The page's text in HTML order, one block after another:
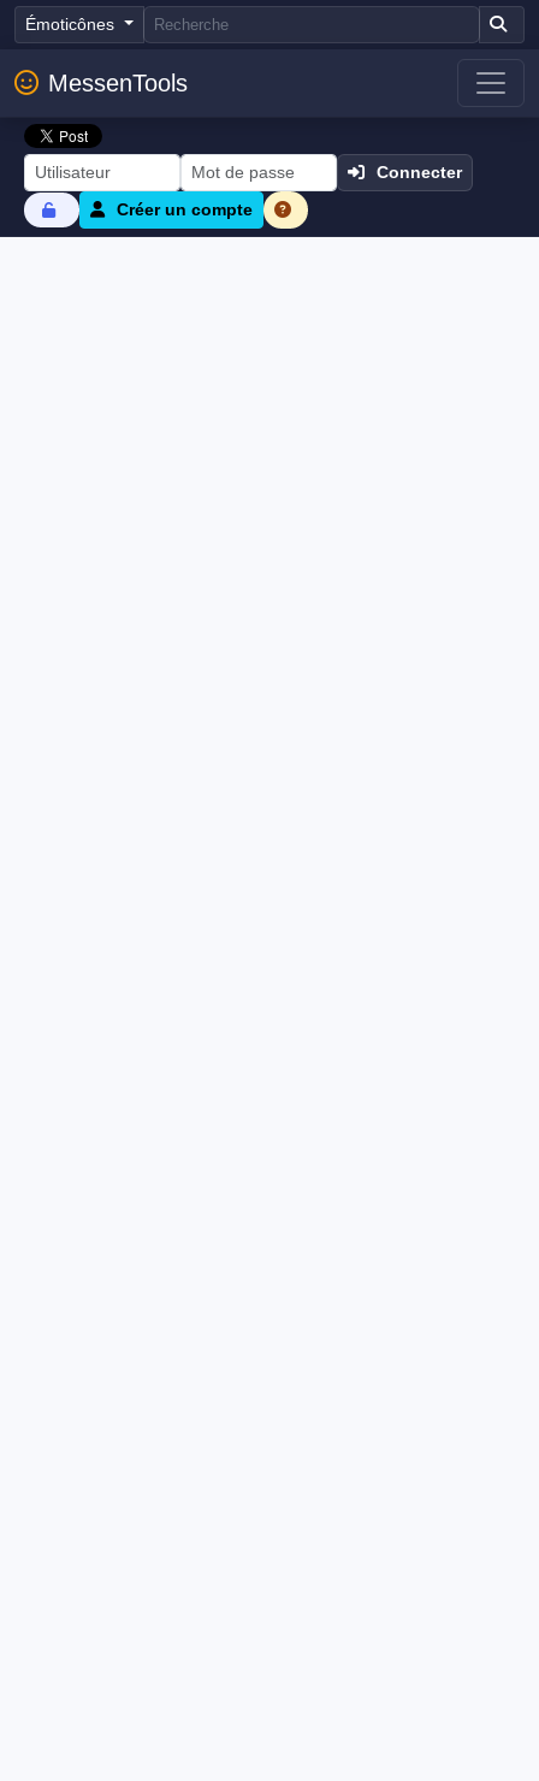
Émoticônes
MessenTools
Connecter
Créer un compte